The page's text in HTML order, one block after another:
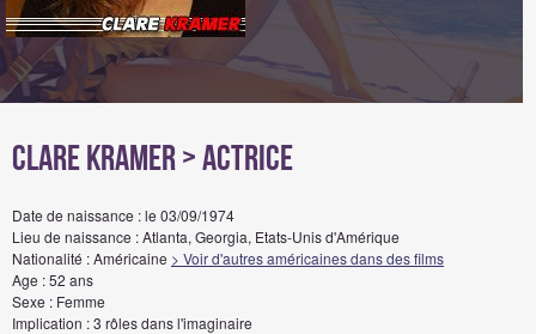
Clare Kramer> Actrice
Date de naissance : le 03/09/1974
Lieu de naissance : Atlanta, Georgia, Etats-Unis d'Amérique
Nationalité : Américaine > Voir d'autres américaines dans des films
Age : 52 ans
Sexe : Femme
Implication : 3 rôles dans l'imaginaire